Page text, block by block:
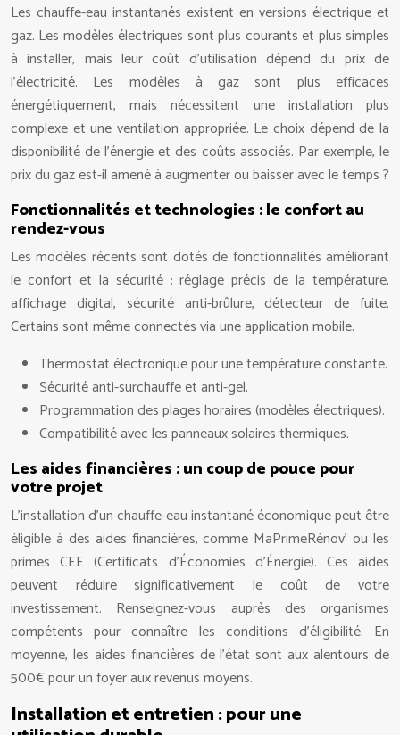
Les chauffe-eau instantanés existent en versions électrique et
gaz. Les modèles électriques sont plus courants et plus simples
à installer, mais leur coût d’utilisation dépend du prix de
l’électricité. Les modèles à gaz sont plus efficaces
énergétiquement, mais nécessitent une installation plus
complexe et une ventilation appropriée. Le choix dépend de la
disponibilité de l’énergie et des coûts associés. Par exemple, le
prix du gaz est-il amené à augmenter ou baisser avec le temps ?
Fonctionnalités et technologies : le confort au
rendez-vous
Les modèles récents sont dotés de fonctionnalités améliorant
le confort et la sécurité : réglage précis de la température,
affichage digital, sécurité anti-brûlure, détecteur de fuite.
Certains sont même connectés via une application mobile.
Thermostat électronique pour une température constante.
Sécurité anti-surchauffe et anti-gel.
Programmation des plages horaires (modèles électriques).
Compatibilité avec les panneaux solaires thermiques.
Les aides financières : un coup de pouce pour
votre projet
L’installation d’un chauffe-eau instantané économique peut être
éligible à des aides financières, comme MaPrimeRénov’ ou les
primes CEE (Certificats d’Économies d’Énergie). Ces aides
peuvent réduire significativement le coût de votre
investissement. Renseignez-vous auprès des organismes
compétents pour connaître les conditions d’éligibilité. En
moyenne, les aides financières de l’état sont aux alentours de
500€ pour un foyer aux revenus moyens.
Installation et entretien : pour une